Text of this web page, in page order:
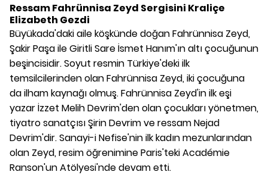
Ressam Fahrünnisa Zeyd Sergisini Kraliçe
Elizabeth Gezdi
Büyükada'daki aile köşkünde doğan Fahrünnisa Zeyd,
Şakir Paşa ile Giritli Sare İsmet Hanım'ın altı çocuğunun
beşincisidir. Soyut resmin Türkiye'deki ilk
temsilcilerinden olan Fahrünnisa Zeyd, iki çocuğuna
da ilham kaynağı olmuş. Fahrünnisa Zeyd'in ilk eşi
yazar İzzet Melih Devrim'den olan çocukları yönetmen,
tiyatro sanatçısı Şirin Devrim ve ressam Nejad
Devrim'dir. Sanayi-i Nefise'nin ilk kadın mezunlarından
olan Zeyd, resim öğrenimine Paris'teki Académie
Ranson'un Atölyesi'nde devam etti.